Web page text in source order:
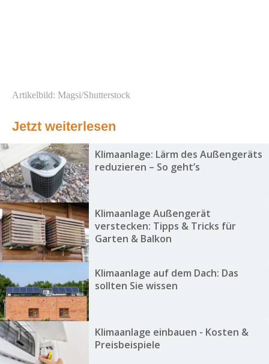
Artikelbild: Magsi/Shutterstock
Jetzt weiterlesen
Klimaanlage: Lärm des Außengeräts
reduzieren – So geht’s
Klimaanlage Außengerät
verstecken: Tipps & Tricks für
Garten & Balkon
Klimaanlage auf dem Dach: Das
sollten Sie wissen
Klimaanlage einbauen - Kosten &
Preisbeispiele